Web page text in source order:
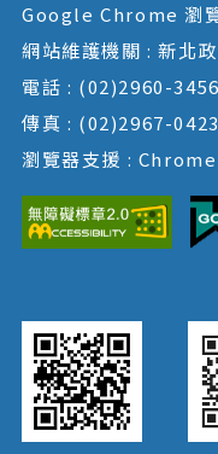
Google Chrome 瀏
網站維護機關 : 新北
電話 : (02)2960-3456
傳真 : (02)2967-0423
瀏覽器支援 :